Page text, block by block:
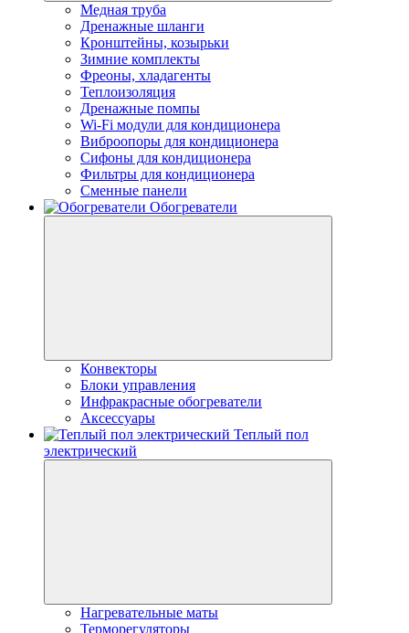
Медная труба
Дренажные шланги
Кронштейны, козырьки
Зимние комплекты
Фреоны, хладагенты
Теплоизоляция
Дренажные помпы
Wi-Fi модули для кондиционера
Виброопоры для кондиционера
Сифоны для кондиционера
Фильтры для кондиционера
Сменные панели
Обогреватели
Конвекторы
Блоки управления
Инфракрасные обогреватели
Аксессуары
Теплый пол
электрический
Нагревательные маты
Терморегуляторы